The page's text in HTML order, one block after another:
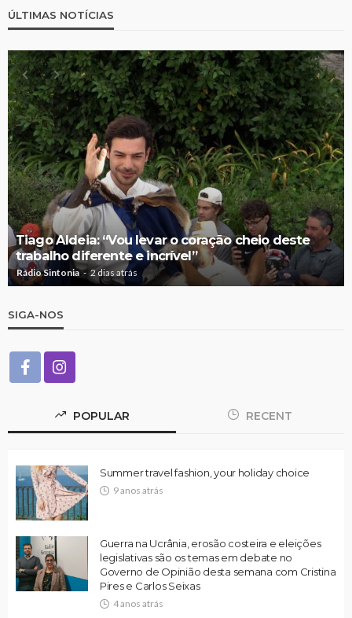
ÚLTIMAS NOTÍCIAS
Tiago Aldeia: “Vou levar o coração cheio deste
trabalho diferente e incrível”
Rádio Sintonia 2 dias atrás
SIGA-NOS
POPULAR RECENT
Summer travel fashion, your holiday choice
9 anos atrás
Guerra na Ucrânia, erosão costeira e eleições
legislativas são os temas em debate no
Governo de Opinião desta semana com Cristina
Pires e Carlos Seixas
4 anos atrás